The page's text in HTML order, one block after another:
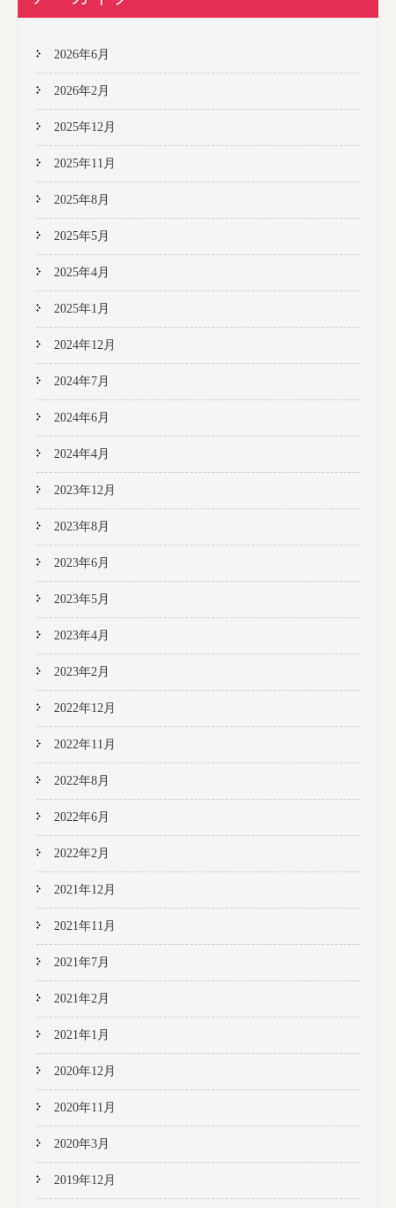
2026年6月
2026年2月
2025年12月
2025年11月
2025年8月
2025年5月
2025年4月
2025年1月
2024年12月
2024年7月
2024年6月
2024年4月
2023年12月
2023年8月
2023年6月
2023年5月
2023年4月
2023年2月
2022年12月
2022年11月
2022年8月
2022年6月
2022年2月
2021年12月
2021年11月
2021年7月
2021年2月
2021年1月
2020年12月
2020年11月
2020年3月
2019年12月